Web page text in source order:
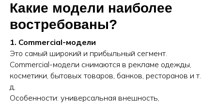
Какие модели наиболее
востребованы?
1. Commercial-модели
Это самый широкий и прибыльный сегмент.
Commercial-модели снимаются в рекламе одежды,
косметики, бытовых товаров, банков, ресторанов и т.
д.
Особенности: универсальная внешность,